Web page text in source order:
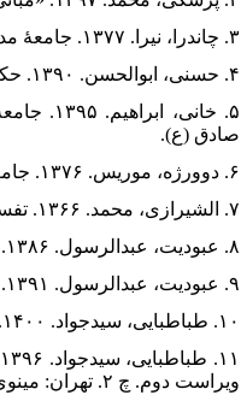
۳. چاندرا، نیرا. ۱۳۷۷. جامعهٔ مدنی و دولت: کاوش‌هایی در نظریهٔ سیاسی. ترجمه فریدون فاطمی و وحید بزرگی. تهران: مرکز.
۴. حسنی، ابوالحسن. ۱۳۹۰. حکمت سیاسی متعالیه. تهران: نشر پژوهشگاه فرهنگ و اندیشه اسلامی.
صادق (ع).
۶. دوورژه، موریس. ۱۳۷۶. جامعه‌شناسی سیاسی. ترجمه ابوالفضل قاضی. چ۴. تهران: دانشگاه تهران.
۷. الشیرازی، محمد. ۱۳۶۶. تفسیر القران الکریم. تحقیق محمد خواجوی. چ ۲. ج۷. قم: بیدار.
۸. عبودیت، عبدالرسول. ۱۳۸۶. درآمدی به نظام حکمت صدرائی. ج۲. تهران: سمت و مؤسسه آموزشی و پژوهشی امام خمینی (ره).
۹. عبودیت، عبدالرسول. ۱۳۹۱. درآمدی به نظام حکمت صدرایی: انسان‌شناسی. ج۳. تهران: سمت و مؤسسه آموزشی و پژوهشی امام خمینی (ره).
۱۰. طباطبایی، سیدجواد. ۱۴۰۰. ابن‌خلدون و علوم اجتماعی. ویراست دوم. تهران: مینوی خرد.
ویراست دوم. چ ۲. تهران: مینوی خرد.